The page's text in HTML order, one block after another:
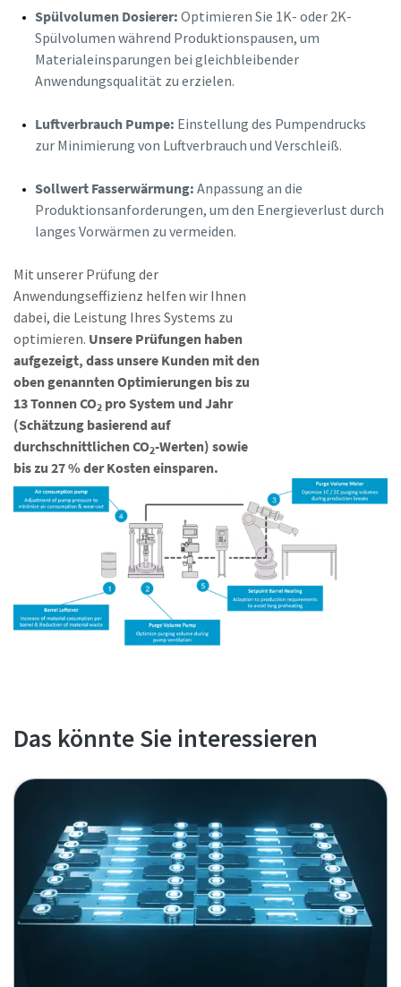
Spülvolumen Dosierer: Optimieren Sie 1K- oder 2K-
Spülvolumen während Produktionspausen, um
Materialeinsparungen bei gleichbleibender
Anwendungsqualität zu erzielen.
Luftverbrauch Pumpe: Einstellung des Pumpendrucks
zur Minimierung von Luftverbrauch und Verschleiß.
Sollwert Fasserwärmung: Anpassung an die
Produktionsanforderungen, um den Energieverlust durch
langes Vorwärmen zu vermeiden.
Mit unserer Prüfung der
Anwendungseffizienz helfen wir Ihnen
dabei, die Leistung Ihres Systems zu
optimieren. Unsere Prüfungen haben
aufgezeigt, dass unsere Kunden mit den
oben genannten Optimierungen bis zu
13 Tonnen CO2 pro System und Jahr
(Schätzung basierend auf
durchschnittlichen CO2-Werten) sowie
bis zu 27 % der Kosten einsparen.
Das könnte Sie interessieren